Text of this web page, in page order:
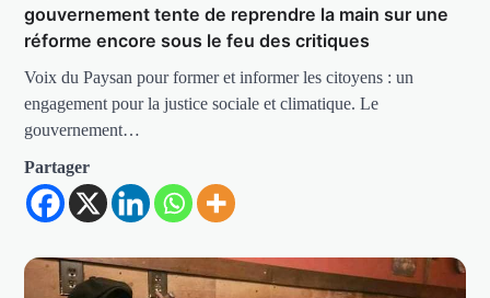
gouvernement tente de reprendre la main sur une
réforme encore sous le feu des critiques
Voix du Paysan pour former et informer les citoyens : un
engagement pour la justice sociale et climatique. Le
gouvernement…
Partager